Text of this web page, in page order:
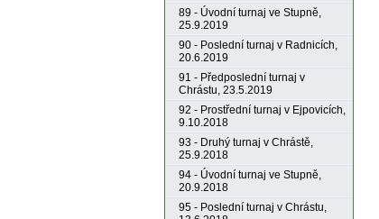
89 - Úvodní turnaj ve Stupně,
25.9.2019
90 - Poslední turnaj v Radnicích,
20.6.2019
91 - Předposlední turnaj v
Chrástu, 23.5.2019
92 - Prostřední turnaj v Ejpovicích,
9.10.2018
93 - Druhý turnaj v Chrástě,
25.9.2018
94 - Úvodní turnaj ve Stupně,
20.9.2018
95 - Poslední turnaj v Chrástu,